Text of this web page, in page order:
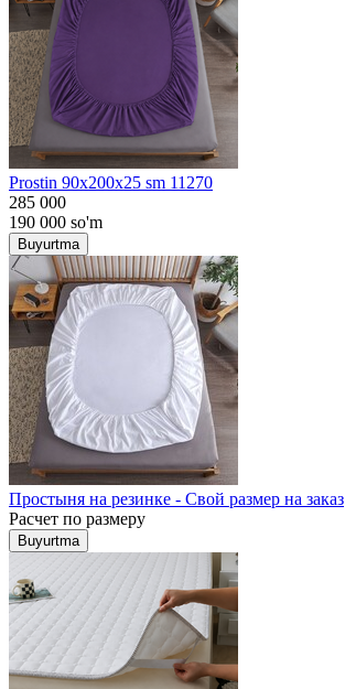
Prostin 90x200x25 sm 11270
285 000
190 000 so'm
Buyurtma
Простыня на резинке - Свой размер на заказ
Расчет по размеру
Buyurtma